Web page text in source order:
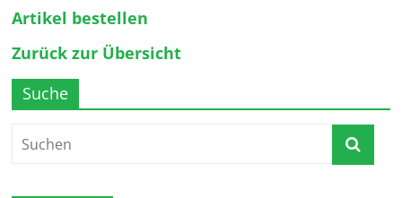
Artikel bestellen
Zurück zur Übersicht
Suche